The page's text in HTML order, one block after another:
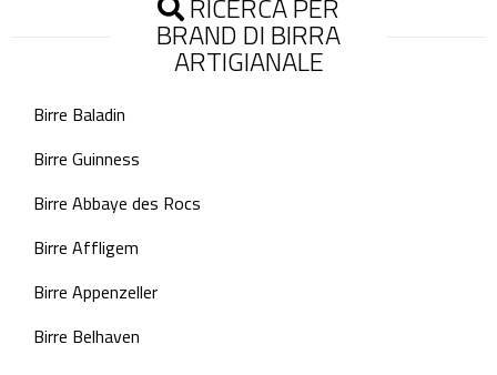
BRAND DI BIRRA
ARTIGIANALE
Birre Baladin
Birre Guinness
Birre Abbaye des Rocs
Birre Affligem
Birre Appenzeller
Birre Belhaven